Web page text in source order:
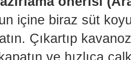
içine biraz süt
Çıkartıp